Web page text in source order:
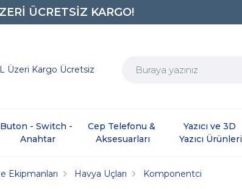
ÜCRETSİZ KARGO!
242 0734
Üzeri Kargo Ücretsiz
Buton - Switch -
Anahtar
Cep Telefonu &
Aksesuarları
Yazıcı ve 3D
Yazıcı Ürünleri
Ekipmanları Havya Uçları Komponentci